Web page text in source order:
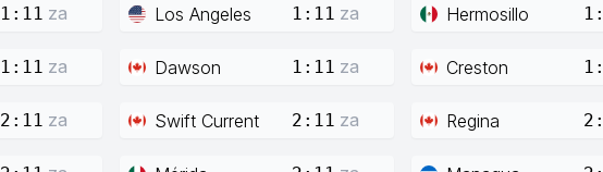
1:11 za Los Angeles 1:11 za Hermosillo
1:11 za Dawson 1:11 za Creston
2:11 za Swift Current 2:11 za Regina